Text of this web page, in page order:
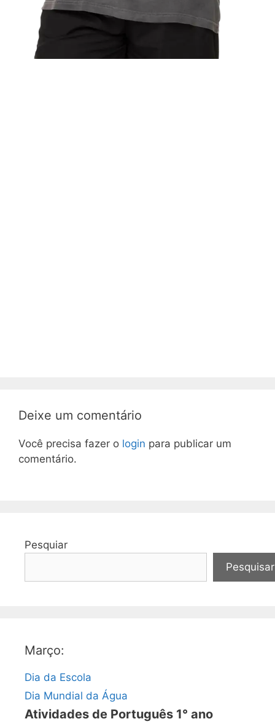
Deixe um comentário
Você precisa fazer o login para publicar um
comentário.
Pesquiar
Pesquisar
Março:
Dia da Escola
Dia Mundial da Água
Atividades de Português 1° ano